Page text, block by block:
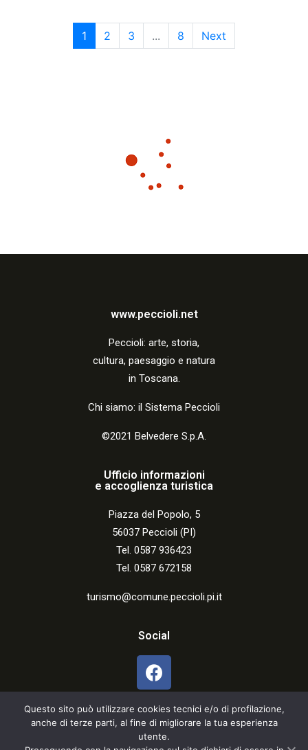
1 2 3 ... 8 Next
www.peccioli.net
Peccio li: arte, storia,
cultura, paesaggio e natura
in Toscana.
Chi siamo: il Sistema Peccioli
©2021 Belvedere S.p.A.
Ufficio informazioni
e accoglienza turistica
Piazza del Popolo, 5
56037 Peccioli (PI)
Tel. 0587 936423
Tel. 0587 672158
turismo@comune.peccioli.pi.it
Social
Questo sito può utilizzare cookies tecnici e/o di profilazione,
anche di terze parti, al fine di migliorare la tua esperienza
utente.